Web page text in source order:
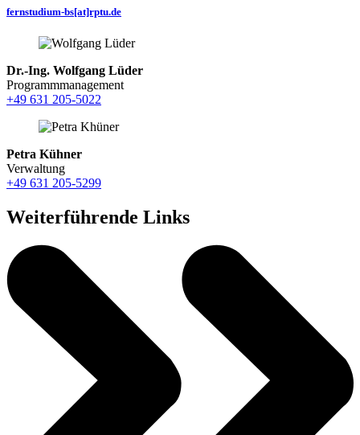
fernstudium-bs[at]rptu.de
Dr.-Ing. Wolfgang Lüder
Programmmanagement
+49 631 205-5022
Petra Kühner
Verwaltung
+49 631 205-5299
Weiterführende Links